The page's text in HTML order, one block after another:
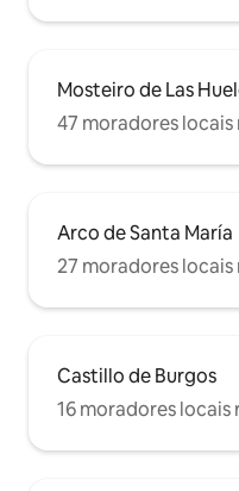
Mosteiro de Las
47 moradores
Arco de Santa María
27 moradores
Castillo de Burgos
16 moradores